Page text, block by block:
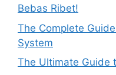
Bebas Ribet!
The Complete
System
The Ultimate Guide